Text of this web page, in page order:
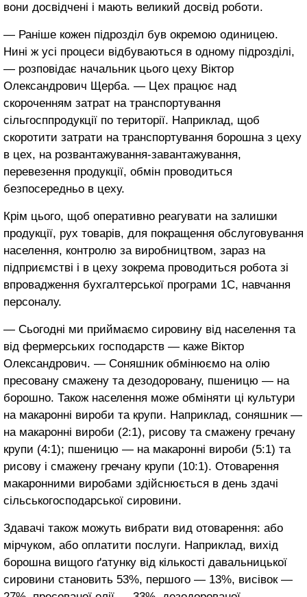
вони досвідчені і мають великий досвід роботи.
― Раніше кожен підрозділ був окремою одиницею.
Нині ж усі процеси відбуваються в одному підрозділі,
― розповідає начальник цього цеху Віктор
Олександрович Щерба. ― Цех працює над
скороченням затрат на транспортування
сільгосппродукції по території. Наприклад, щоб
скоротити затрати на транспортування борошна з цеху
в цех, на розвантажування-завантажування,
перевезення продукції, обмін проводиться
безпосередньо в цеху.
Крім цього, щоб оперативно реагувати на залишки
продукції, рух товарів, для покращення обслуговування
населення, контролю за виробництвом, зараз на
підприємстві і в цеху зокрема проводиться робота зі
впровадження бухгалтерської програми 1С, навчання
персоналу.
― Сьогодні ми приймаємо сировину від населення та
від фермерських господарств ― каже Віктор
Олександрович. ― Соняшник обмінюємо на олію
пресовану смажену та дезодоровану, пшеницю ― на
борошно. Також населення може обміняти ці культури
на макаронні вироби та крупи. Наприклад, соняшник ―
на макаронні вироби (2:1), рисову та смажену гречану
крупи (4:1); пшеницю ― на макаронні вироби (5:1) та
рисову і смажену гречану крупи (10:1). Отоварення
макаронними виробами здійснюється в день здачі
сільськогосподарської сировини.
Здавачі також можуть вибрати вид отоварення: або
мірчуком, або оплатити послуги. Наприклад, вихід
борошна вищого ґатунку від кількості давальницької
сировини становить 53%, першого ― 13%, висівок ―